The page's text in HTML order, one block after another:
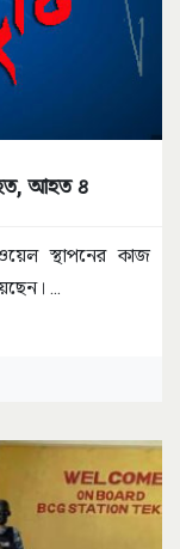
আহত ৪
স্থাপনের কাজ
...